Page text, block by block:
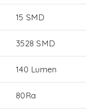
15 SMD
3528 SMD
140 Lumen
80Ra